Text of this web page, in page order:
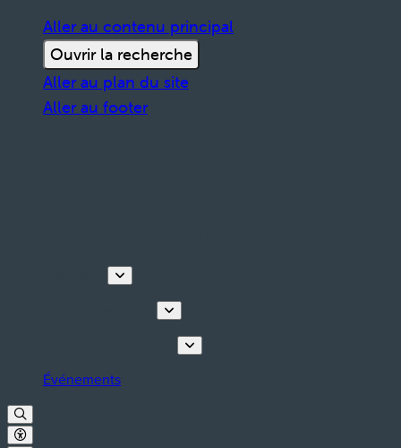
Aller au contenu principal
Ouvrir la recherche
Aller au plan du site
Aller au footer
Événements